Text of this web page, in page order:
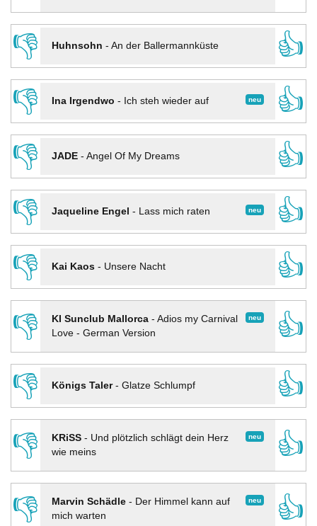
👎
Huhnsohn - An der Ballermannküste
👍
👎
neu
Ina Irgendwo - Ich steh wieder auf
👍
👎
JADE- Angel Of My Dreams
👍
👎
neu
Jaqueline Engel - Lass mich raten
👍
👎
Kai Kaos- Unsere Nacht
👍
👎
neu
KI Sunclub Mallorca- Adios my Carnival
Love - German Version
👍
👎
Königs Taler- Glatze Schlumpf
👍
👎
neu
KRiSS- Und plötzlich schlägt dein Herz
wie meins
👍
👎 neu
Marvin Schädle- Der Himmel kann auf
mich warten
👍